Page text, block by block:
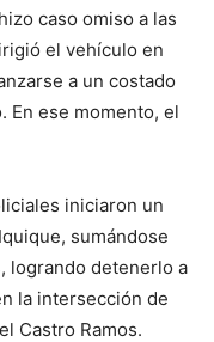
caso omiso a las
el vehículo en
a un costado
En ese momento, el
iniciaron un
sumándose
logrando detenerlo a
la intersección de
Castro Ramos.